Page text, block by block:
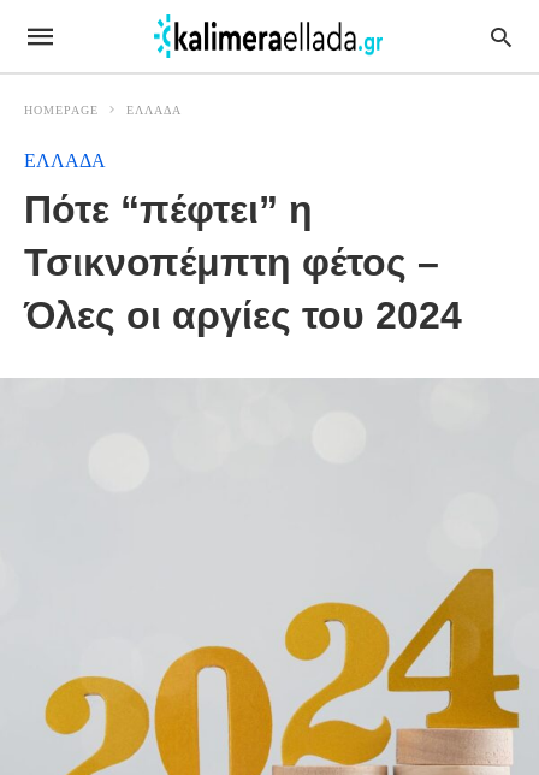
HOMEPAGE ΕΛΛΑΔΑ
ΕΛΛΑΔΑ
Πότε “πέφτει” η
Τσικνοπέμπτη φέτος –
Όλες οι αργίες του 2024